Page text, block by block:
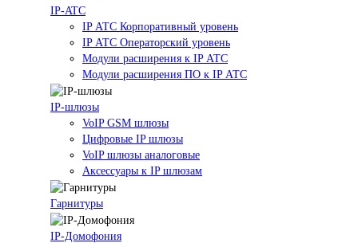
IP-ATC
IP АТС Корпоративный уровень
IP АТС Операторский уровень
Модули расширения к IP АТС
Модули расширения ПО к IP АТС
IP-шлюзы
VoIP GSM шлюзы
Цифровые IP шлюзы
VoIP шлюзы аналоговые
Аксессуары к IP шлюзам
Гарнитуры
IP-Домофония